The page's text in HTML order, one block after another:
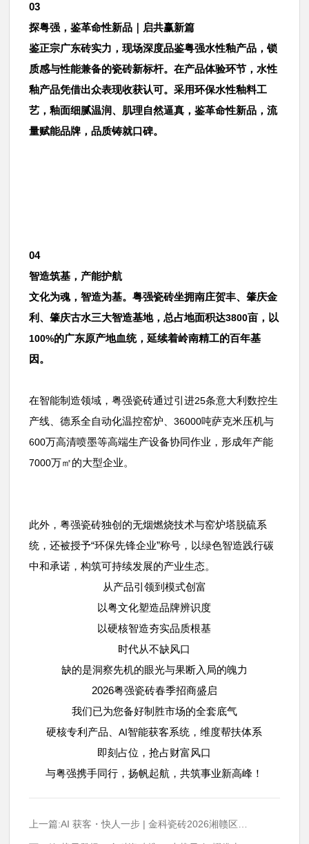
03
探粤强，鉴革命性新品｜启共赢新篇
鉴正宗广东砖实力，现场深度品鉴粤强水性釉产品，锁
质感与性能兼备的瓷砖新标杆。在产品体验环节，水性
釉产品凭借出众表现收获认可。采用环保水性釉料工
艺，釉面细腻温润、肌理自然逼真，鉴革命性新品，流
量赋能品牌，品质铸就口碑。
04
智造筑基，产能护航
文化为魂，智造为基。粤强瓷砖坐拥南庄贺丰、肇庆金
利、肇庆古水三大智造基地，总占地面积达3800亩，以
100%的广东原产地血统，延续着岭南精工的百年基
因。
在智能制造领域，粤强瓷砖通过引进25条意大利数控生
产线、德系全自动化温控窑炉、36000吨萨克米压机与
600万高清喷墨等高端生产设备协同作业，形成年产能
7000万㎡的大型企业。
此外，粤强瓷砖独创的无烟燃烧技术与窑炉塔脱硫系
统，还被授予“环保先锋企业”称号，以绿色智造践行碳
中和承诺，构筑可持续发展的产业生态。
从产品引领到模式创富
以粤文化塑造品牌辨识度
以硬核智造夯实品质根基
时代从不缺风口
缺的是洞察先机的眼光与果断入局的魄力
2026粤强瓷砖春季招商盛启
我们已为您备好制胜市场的全套底气
硬核专利产品、AI智能获客系统，维度帮扶体系
即刻占位，抢占财富风口
与粤强携手同行，扬帆起航，共筑事业新高峰！
上一篇:AI 获客・快人一步 | 金科瓷砖2026湘赣区域状元峰会圆满落幕